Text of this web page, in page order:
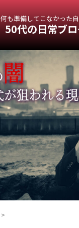
何も準備してこなかった
50代の日常ブ
>